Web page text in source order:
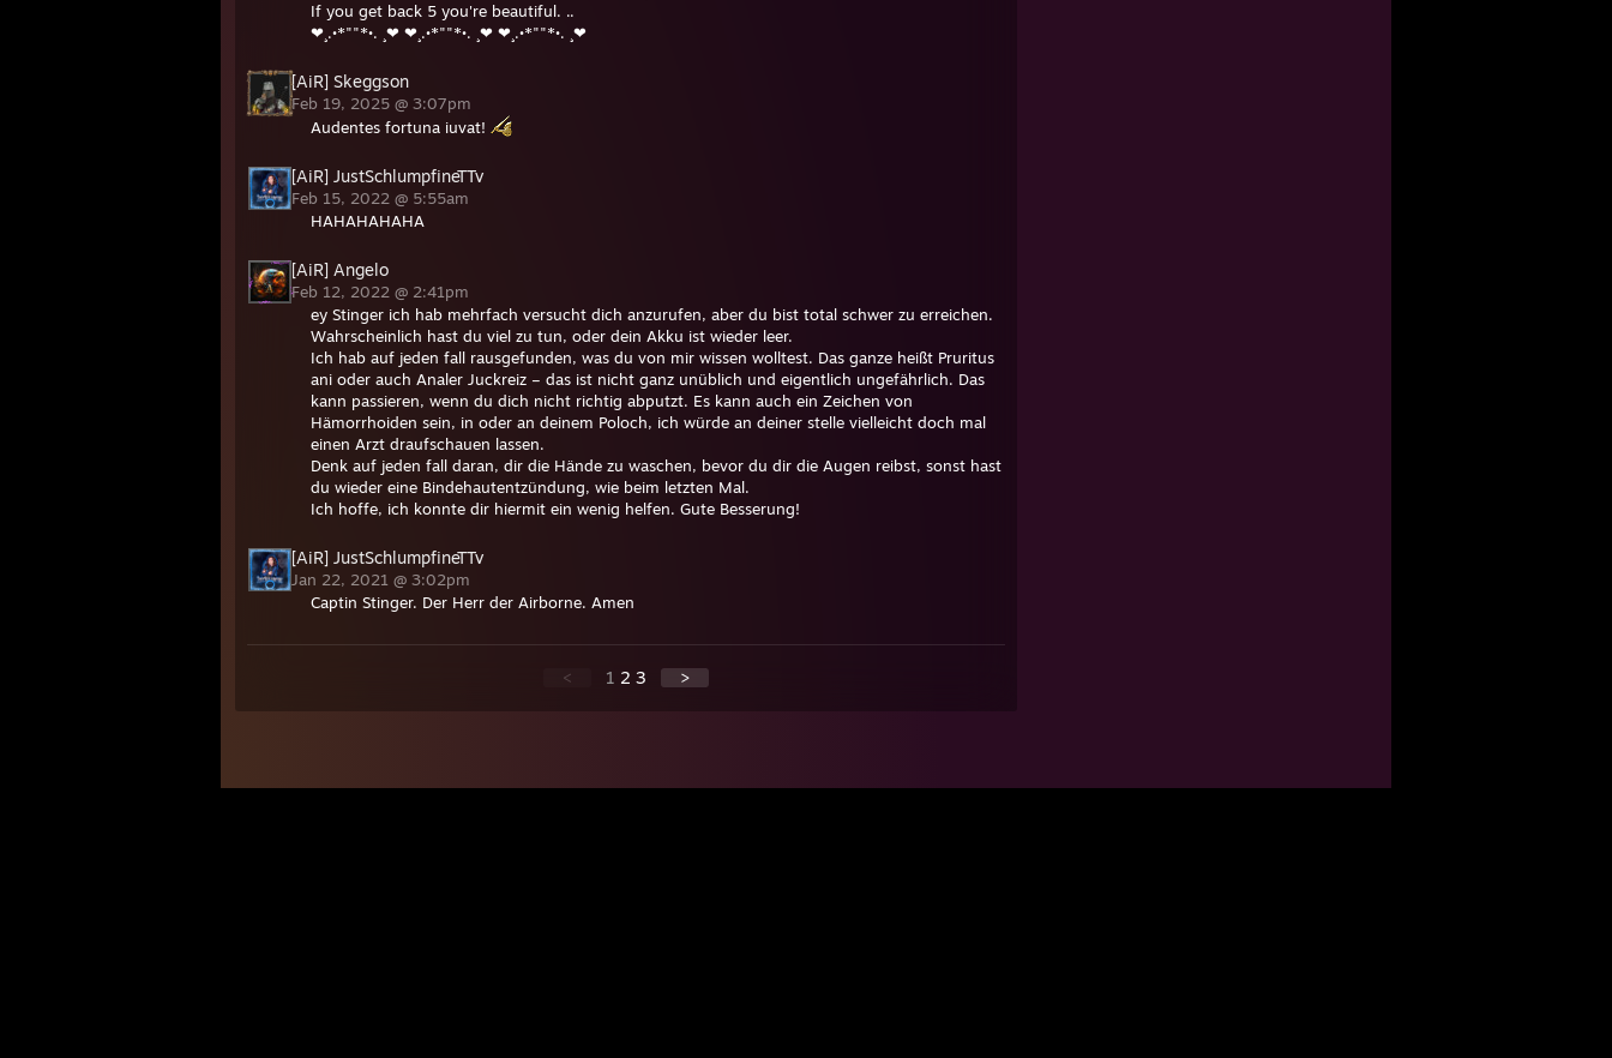
If you get back 5 you're beautiful. ..
❤¸.•*""*•. ¸❤ ❤¸.•*""*•. ¸❤ ❤¸.•*""*•. ¸❤
[AiR] Skeggson
Feb 19, 2025 @ 3:07pm
Audentes fortuna iuvat!
[AiR] JustSchlumpfineTTv
Feb 15, 2022 @ 5:55am
HAHAHAHAHA
[AiR] Angelo
Feb 12, 2022 @ 2:41pm
ey Stinger ich hab mehrfach versucht dich anzurufen, aber du bist total schwer zu erreichen.
Wahrscheinlich hast du viel zu tun, oder dein Akku ist wieder leer.
Ich hab auf jeden fall rausgefunden, was du von mir wissen wolltest. Das ganze heißt Pruritus
ani oder auch Analer Juckreiz – das ist nicht ganz unüblich und eigentlich ungefährlich. Das
kann passieren, wenn du dich nicht richtig abputzt. Es kann auch ein Zeichen von
Hämorrhoiden sein, in oder an deinem Poloch, ich würde an deiner stelle vielleicht doch mal
einen Arzt draufschauen lassen.
Denk auf jeden fall daran, dir die Hände zu waschen, bevor du dir die Augen reibst, sonst hast
du wieder eine Bindehautentzündung, wie beim letzten Mal.
Ich hoffe, ich konnte dir hiermit ein wenig helfen. Gute Besserung!
[AiR] JustSchlumpfineTTv
Jan 22, 2021 @ 3:02pm
Captin Stinger. Der Herr der Airborne. Amen
< 1 2 3 >